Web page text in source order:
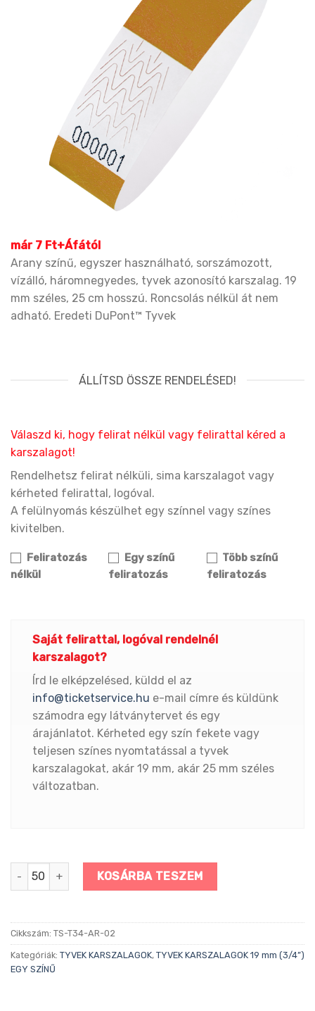
már 7 Ft+Áfától
Arany színű, egyszer használható, sorszámozott,
vízálló, háromnegyedes, tyvek azonosító karszalag. 19
mm széles, 25 cm hosszú. Roncsolás nélkül át nem
adható. Eredeti DuPont™ Tyvek
ÁLLÍTSD ÖSSZE RENDELÉSED!
Válaszd ki, hogy felirat nélkül vagy felirattal kéred a
karszalagot!
Rendelhetsz felirat nélküli, sima karszalagot vagy
kérheted felirattal, logóval.
A felülnyomás készülhet egy színnel vagy színes
kivitelben.
Feliratozás
nélkül
Egy színű
feliratozás
Több színű
feliratozás
Saját felirattal, logóval rendelnél
karszalagot?
Írd le elképzelésed, küldd el az
info@ticketservice.hu e-mail címre és küldünk
számodra egy látványtervet és egy
árajánlatot. Kérheted egy szín fekete vagy
teljesen színes nyomtatással a tyvek
karszalagokat, akár 19 mm, akár 25 mm széles
változatban.
Arany színű tyvek karszalag mennyiség
KOSÁRBA TESZEM
Cikkszám: TS-T34-AR-02
Kategóriák: TYVEK KARSZALAGOK, TYVEK KARSZALAGOK 19 mm (3/4”)
EGY SZÍNŰ